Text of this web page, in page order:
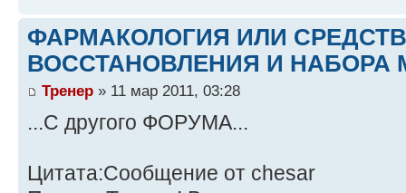
ФАРМАКОЛОГИЯ ИЛИ
ВОССТАНОВЛЕНИЯ И НАБОРА
Тренер » 11 мар 2011, 03:28
...С другого ФОРУМА...
Цитата:Сообщение от chesar